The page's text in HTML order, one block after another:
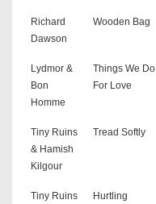
Richard
Dawson
Wooden Bag
Lydmor &
Bon
Homme
Things We Do
For Love
Tiny Ruins
& Hamish
Kilgour
Tread Softly
Tiny Ruins
Hurtling